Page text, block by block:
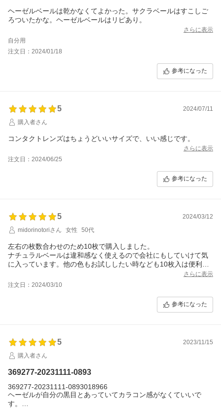
ヘーゼルベールは乾かなくてよかった。サクラベールはすこしご
ろついたかな。ヘーゼルベールはリピあり。
さらに表示
自分用
注文日：2024/01/18
参考になった
5
2024/07/11
購入者さん
コンタクトレンズはちょうどいいサイズで、いい感じです。
さらに表示
注文日：2024/06/25
参考になった
5
2024/03/12
midorinotoriさん
女性 50代
左右の枚数合わせのため10枚で購入しました。
ナチュラルベールは違和感なく使えるので会社にもしていけて気
に入っています。他の色もお試ししたい時なども10枚入は便利で
さらに表示
注文日：2024/03/10
参考になった
5
2023/11/15
購入者さん
369277-20231111-0893
369277-20231111-0893018966
ヘーゼルが自分の黒目とあっていてカラコン感がなくていいで
す。